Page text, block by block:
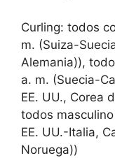
Curling: todos
m. (Suiza-
Alemania)),
a. m. (Suecia-
EE. UU., Corea
todos
EE. UU.-Italia,
Noruega))